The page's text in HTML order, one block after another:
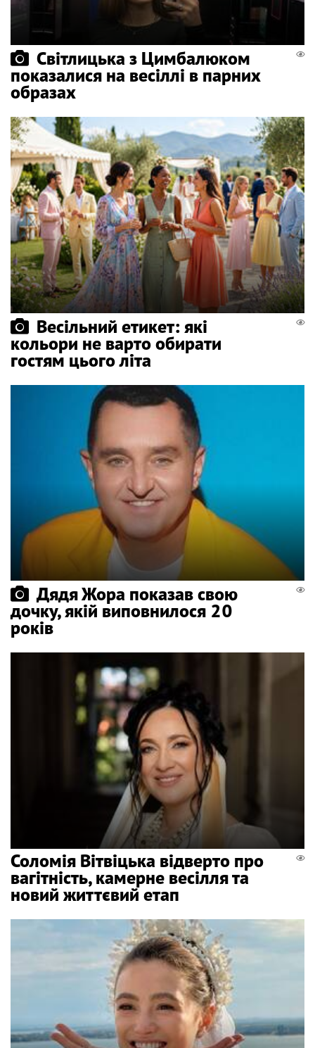
Світлицька з Цимбалюком
показалися на весіллі в парних
образах
Весільний етикет: які
кольори не варто обирати
гостям цього літа
Дядя Жора показав свою
дочку, якій виповнилося 20
років
Соломія Вітвіцька відверто про
вагітність, камерне весілля та
новий життєвий етап